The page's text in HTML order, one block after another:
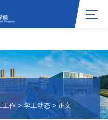
)官方网站-Official
工作 >学工动态> 正文